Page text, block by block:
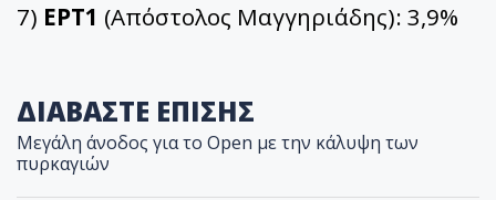
7) ΕΡΤ1 (Απόστολος Μαγγηριάδης): 3,9%
ΔΙΑΒΑΣΤΕ ΕΠΙΣΗΣ
Μεγάλη άνοδος για το Open με την κάλυψη των
πυρκαγιών